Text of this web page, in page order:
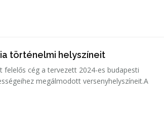
történelmi helyszíneit
cég a tervezett 2024-es budapesti
megálmodott versenyhelyszíneit.A